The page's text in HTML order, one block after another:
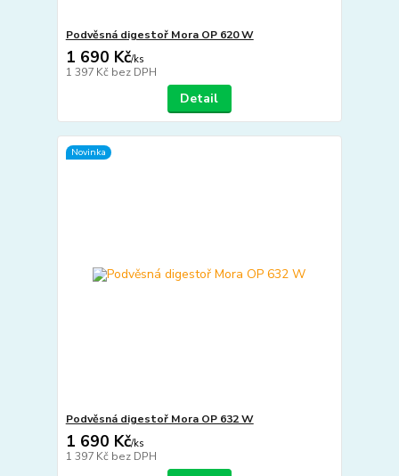
Podvěsná digestoř Mora OP 620 W
1 690 Kč/ks
1 397 Kč bez DPH
Detail
Novinka
Podvěsná digestoř Mora OP 632 W
1 690 Kč/ks
1 397 Kč bez DPH